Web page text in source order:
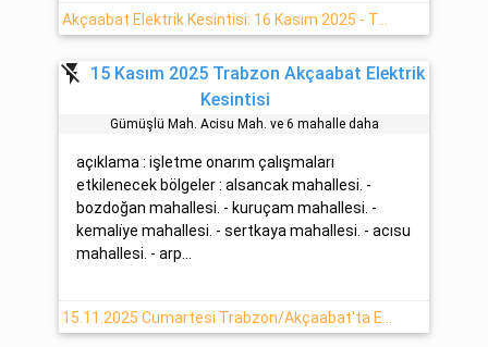
Akçaabat Elektrik Kesintisi: 16 Kasım 2025 - Trabzon
flash_off
15 Kasım 2025 Trabzon Akçaabat Elektrik
Kesintisi
Gümüşlü Mah. Acisu Mah. ve 6 mahalle daha
açıklama : işletme onarım çalışmaları
etkilenecek bölgeler : alsancak mahallesi. -
bozdoğan mahallesi. - kuruçam mahallesi. -
kemali̇ye mahallesi. - sertkaya mahallesi. - acısu
mahallesi. - arp...